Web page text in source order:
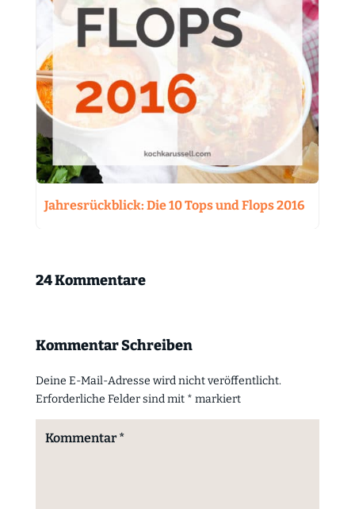
Jahresrückblick: Die 10 Tops und Flops 2016
24 Kommentare
Kommentar Schreiben
Deine E-Mail-Adresse wird nicht veröffentlicht.
Erforderliche Felder sind mit * markiert